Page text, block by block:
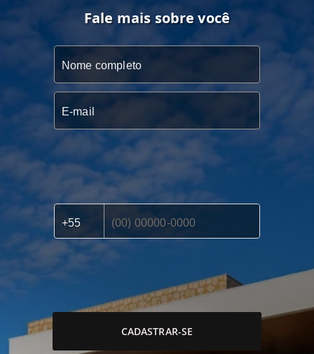
Fale mais sobre você
CADASTRAR-SE